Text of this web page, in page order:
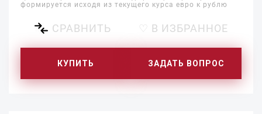
формируется исходя из текущего курса евро к рублю
СРАВНИТЬ ♡ В ИЗБРАННОЕ
КУПИТЬ ЗАДАТЬ ВОПРОС